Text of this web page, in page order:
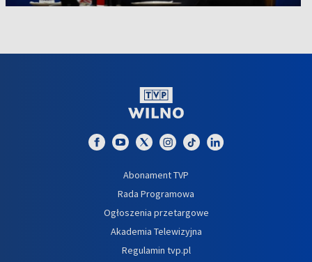
Abonament TVP
Rada Programowa
Ogłoszenia przetargowe
Akademia Telewizyjna
Regulamin tvp.pl